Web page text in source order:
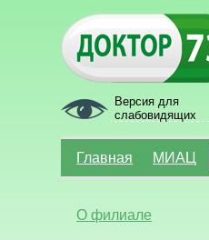
Версия для
слабовидящих
Главная МИАЦ
О филиале